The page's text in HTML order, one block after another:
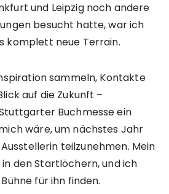
und Leipzig noch andere
besucht hatte, war ich
komplett neue Terrain.
sammeln, Kontakte
auf die Zukunft –
Buchmesse ein
wäre, um nächstes Jahr
teilzunehmen. Mein
den Startlöchern, und ich
für ihn finden.